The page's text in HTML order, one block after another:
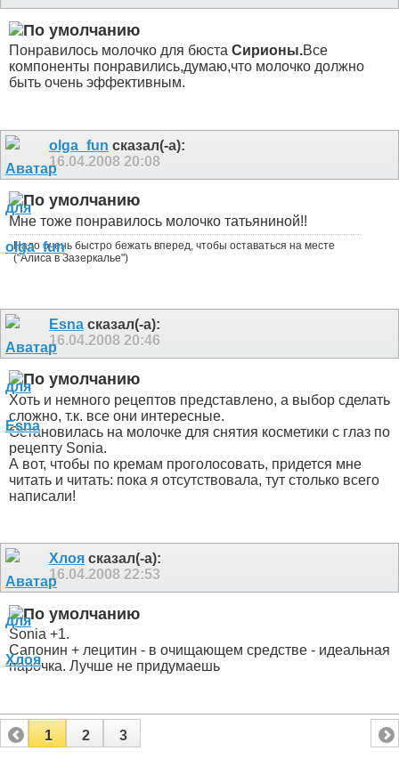
Понравилось молочко для бюста Сирионы.Все
компоненты понравились,думаю,что молочко должно
быть очень эффективным.
olga_fun сказал(-а):
16.04.2008 20:08
Мне тоже понравилось молочко татьяниной!!
Надо очень быстро бежать вперед, чтобы оставаться на месте
("Алиса в Зазеркалье")
Esna сказал(-а):
16.04.2008 20:46
Хоть и немного рецептов представлено, а выбор сделать
сложно, т.к. все они интересные.
Остановилась на молочке для снятия косметики с глаз по
рецепту Sonia.
А вот, чтобы по кремам проголосовать, придется мне
читать и читать: пока я отсутствовала, тут столько всего
написали!
Хлоя сказал(-а):
16.04.2008 22:53
Sonia +1.
Сапонин + лецитин - в очищающем средстве - идеальная
парочка. Лучше не придумаешь
1 2 3